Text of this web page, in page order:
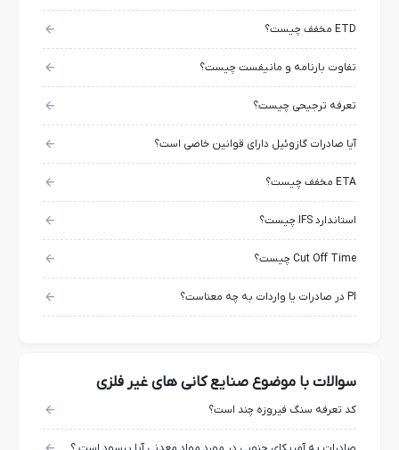
ETD مخفف چیست؟
تفاوت بارنامه و مانیفست چیست؟
تعرفه ترجیحی چیست؟
آیا صادرات گازوئیل دارای قوانین خاصی است؟
ETA مخفف چیست؟
استاندارد IFS چیست؟
Cut Off Time چیست؟
PI در صادرات یا واردات به چه معناست؟
سوالات با موضوع صنایع کانی های غیر فلزی
کد تعرفه سنگ فیروزه چند است؟